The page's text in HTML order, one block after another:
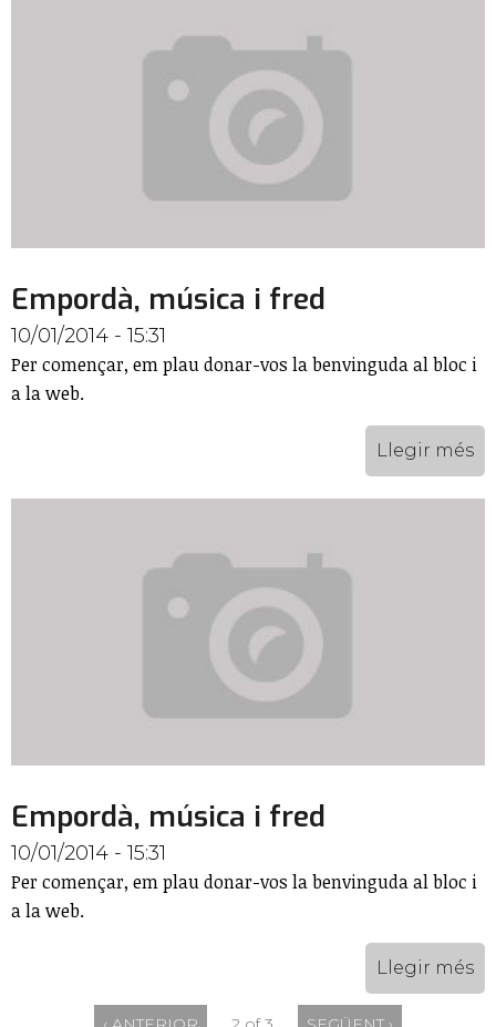
Empordà, música i fred
10/01/2014 - 15:31
Per començar, em plau donar-vos la benvinguda al bloc i
a la web.
Llegir més
Empordà, música i fred
10/01/2014 - 15:31
Per començar, em plau donar-vos la benvinguda al bloc i
a la web.
Llegir més